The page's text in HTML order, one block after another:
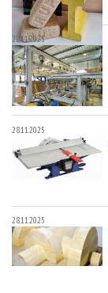
28.11.2025
28.11.2025
28.11.2025